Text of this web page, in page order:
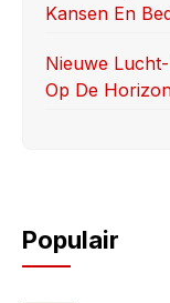
Kansen En
Nieuwe
Op De
Populair